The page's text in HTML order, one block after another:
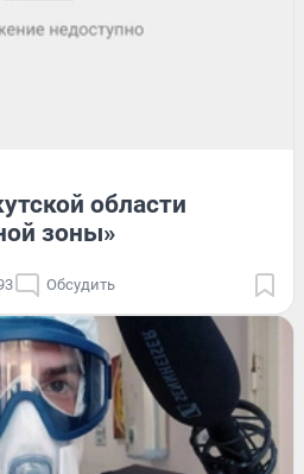
области
зоны»
Обсудить